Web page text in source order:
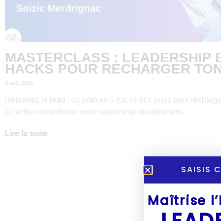
MASTERCLASS : LEADERSHIP
HACKS POUR RECHARGER
9 août 2025
Reprenez le lead : un plan en 5 hacks et 7 jours pour
à l’action et renforcer votre leadership durablement.
Lire la suite
SAISIS
Maîtrise